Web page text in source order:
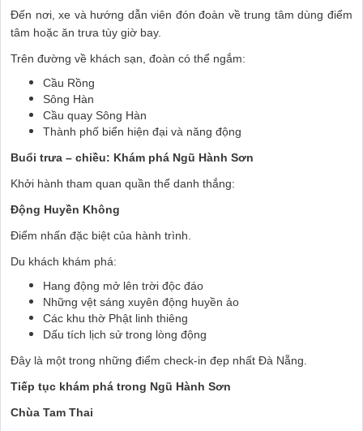
Đến nơi, xe và hướng dẫn viên đón đoàn về trung tâm dùng điểm
tâm hoặc ăn trưa tùy giờ bay.
Trên đường về khách sạn, đoàn có thể ngắm:
Cầu Rồng
Sông Hàn
Cầu quay Sông Hàn
Thành phố biển hiện đại và năng động
Buổi trưa – chiều: Khám phá Ngũ Hành Sơn
Khởi hành tham quan quần thể danh thắng:
Động Huyền Không
Điểm nhấn đặc biệt của hành trình.
Du khách khám phá:
Hang động mở lên trời độc đáo
Những vệt sáng xuyên động huyền ảo
Các khu thờ Phật linh thiêng
Dấu tích lịch sử trong lòng động
Đây là một trong những điểm check-in đẹp nhất Đà Nẵng.
Tiếp tục khám phá trong Ngũ Hành Sơn
Chùa Tam Thai